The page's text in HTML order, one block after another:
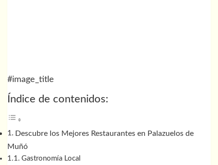
#image_title
Índice de contenidos:
Descubre los Mejores Restaurantes en Palazuelos de
Muñó
Gastronomía Local